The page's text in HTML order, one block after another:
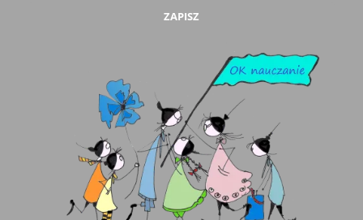
ZAPISZ